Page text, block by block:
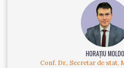
HORAȚIU
Conf. Dr., Secretar de stat,